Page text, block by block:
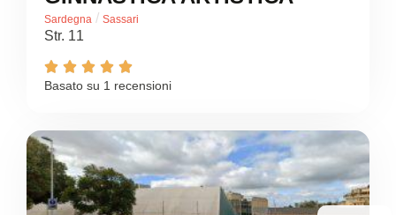
Sardegna / Sassari
Str. 11
    
Basato su 1 recensioni